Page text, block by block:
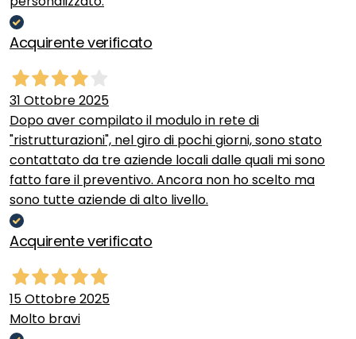
Acquirente verificato
31 Ottobre 2025
Dopo aver compilato il modulo in rete di
"ristrutturazioni", nel giro di pochi giorni, sono stato
contattato da tre aziende locali dalle quali mi sono
fatto fare il preventivo. Ancora non ho scelto ma
sono tutte aziende di alto livello.
Acquirente verificato
15 Ottobre 2025
Molto bravi